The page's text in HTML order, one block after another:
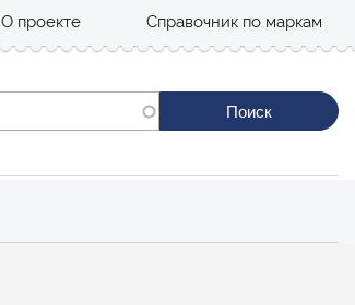
О проекте Справочник по маркам